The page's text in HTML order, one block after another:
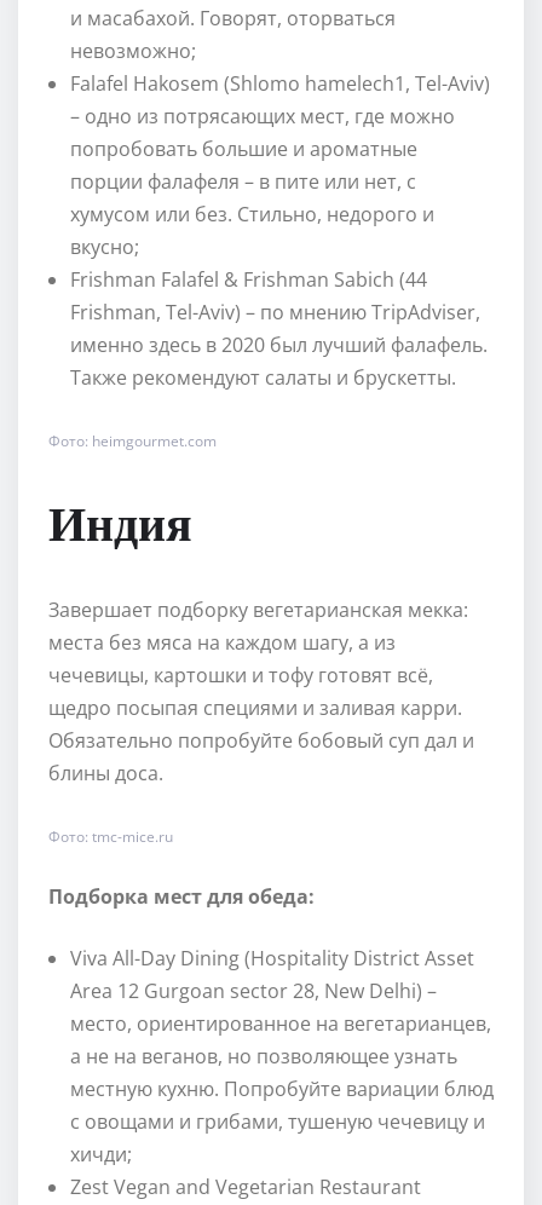
и масабахой. Говорят, оторваться
невозможно;
Falafel Hakosem (Shlomo hamelech1, Tel-Aviv)
– одно из потрясающих мест, где можно
попробовать большие и ароматные
порции фалафеля – в пите или нет, с
хумусом или без. Стильно, недорого и
вкусно;
Frishman Falafel & Frishman Sabich (44
Frishman, Tel-Aviv) – по мнению TripAdviser,
именно здесь в 2020 был лучший фалафель.
Также рекомендуют салаты и брускетты.
Фото: heimgourmet.com
Индия
Завершает подборку вегетарианская мекка:
места без мяса на каждом шагу, а из
чечевицы, картошки и тофу готовят всё,
щедро посыпая специями и заливая карри.
Обязательно попробуйте бобовый суп дал и
блины доса.
Фото: tmc-mice.ru
Подборка мест для обеда:
Viva All-Day Dining (Hospitality District Asset
Area 12 Gurgoan sector 28, New Delhi) –
место, ориентированное на вегетарианцев,
а не на веганов, но позволяющее узнать
местную кухню. Попробуйте вариации блюд
с овощами и грибами, тушеную чечевицу и
хичди;
Zest Vegan and Vegetarian Restaurant